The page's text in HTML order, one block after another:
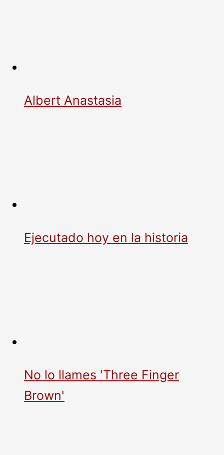
Albert Anastasia
Ejecutado hoy en la historia
No lo llames 'Three Finger
Brown'